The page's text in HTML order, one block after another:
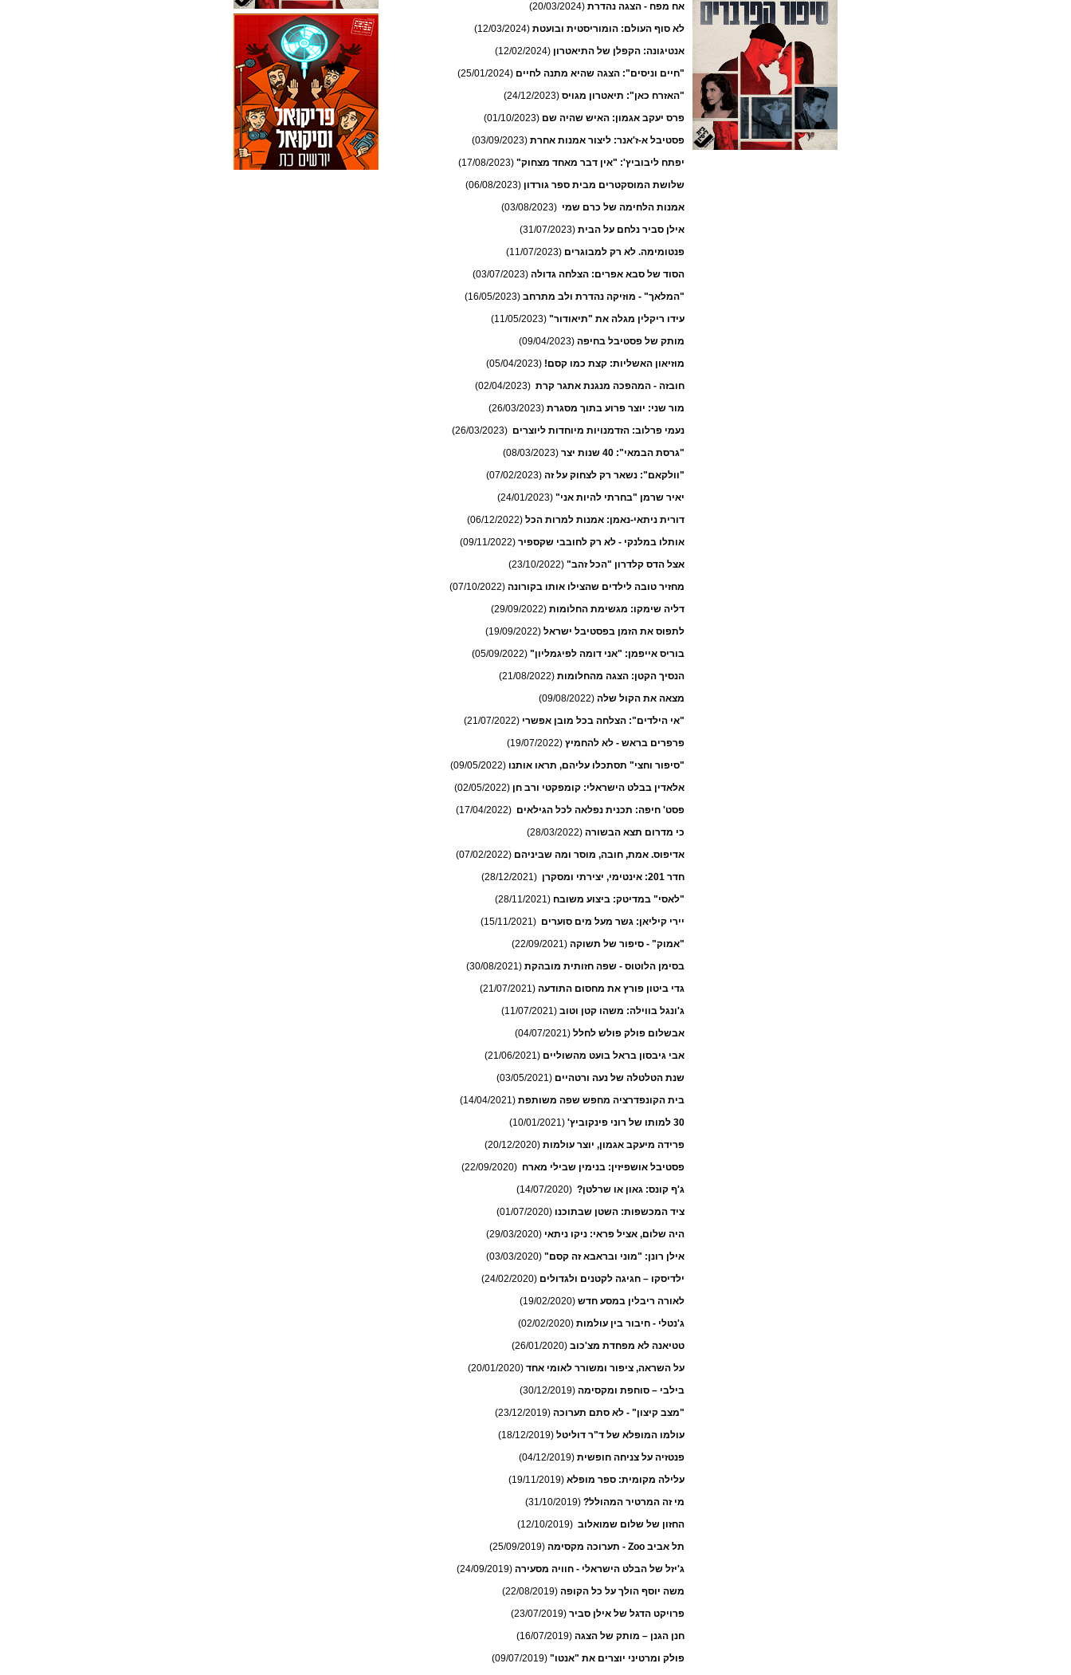
אח מפח - הצגה נהדרת (20/03/2024)
לא סוף העולם: הומוריסטית ובועטת (12/03/2024)
אנטיגונה: הקפלן של התיאטרון (12/02/2024)
"חיים וניסים": הצגה שהיא מתנה לחיים (25/01/2024)
"האזרח כאן": תיאטרון מגויס (24/12/2023)
פרס יעקב אגמון: האיש שהיה שם (01/10/2023)
פסטיבל א-ז'אנר: ליצור אמנות אחרת (03/09/2023)
יפתח ליבוביץ': "אין דבר מאחד מצחוק" (17/08/2023)
שלושת המוסקטרים מבית ספר גורדון (06/08/2023)
אמנות הלחימה של כרם שמי (03/08/2023)
אילן סביר נלחם על הבית (31/07/2023)
פנטומימה. לא רק למבוגרים (11/07/2023)
הסוד של סבא אפרים: הצלחה גדולה (03/07/2023)
"המלאך" - מוזיקה נהדרת ולב מתרחב (16/05/2023)
עידו ריקלין מגלה את "תיאודור" (11/05/2023)
מותק של פסטיבל בחיפה (09/04/2023)
מוזיאון האשליות: קצת כמו קסם! (05/04/2023)
חובזה - המהפכה מנגנת אתגר קרת (02/04/2023)
מור שני: יוצר פרוע בתוך מסגרת (26/03/2023)
נעמי פרלוב: הזדמנויות מיוחדות ליוצרים (26/03/2023)
"גרסת הבמאי": 40 שנות יצר
(08/03/2023)
"וולקאם": נשאר רק לצחוק על זה (07/02/2023)
יאיר שרמן "בחרתי להיות אני" (24/01/2023)
דורית ניתאי-נאמן: אמנות למרות הכל (06/12/2022)
אותלו במלנקי - לא רק לחובבי שקספיר (09/11/2022)
אצל הדס קלדרון "הכל זהב" (23/10/2022)
מחזיר טובה לילדים שהצילו אותו בקורונה (07/10/2022)
דליה שימקו: מגשימת החלומות (29/09/2022)
לתפוס את הזמן בפסטיבל ישראל (19/09/2022)
בוריס אייפמן: "אני דומה לפיגמליון" (05/09/2022)
הנסיך הקטן: הצגה מהחלומות (21/08/2022)
מצאה את הקול שלה (09/08/2022)
"אי הילדים": הצלחה בכל מובן אפשרי (21/07/2022)
פרפרים בראש - לא להחמיץ (19/07/2022)
"סיפור וחצי" תסתכלו עליהם, תראו אותנו (09/05/2022)
אלאדין בבלט הישראלי: קומפקטי ורב חן (02/05/2022)
פסט' חיפה: תכנית נפלאה לכל הגילאים (17/04/2022)
כי מדרום תצא הבשורה (28/03/2022)
אדיפוס. אמת, חובה, מוסר ומה שביניהם (07/02/2022)
חדר 201: אינטימי, יצירתי ומסקרן
(28/12/2021)
"לאסי" במדיטק: ביצוע משובח (28/11/2021)
יירי קיליאן: גשר מעל מים סוערים (15/11/2021)
"אמוק" - סיפור של תשוקה (22/09/2021)
בסימן הלוטוס - שפה חזותית מובהקת (30/08/2021)
גדי ביטון פורץ את מחסום התודעה (21/07/2021)
ג'ונגל בווילה: משהו קטן וטוב (11/07/2021)
אבשלום פולק פולש לחלל (04/07/2021)
אבי גיבסון בראל בועט מהשוליים (21/06/2021)
שנת הטלטלה של נעה ורטהיים (03/05/2021)
בית הקונפדרציה מחפש שפה משותפת (14/04/2021)
30 למותו של רוני פינקוביץ'
(10/01/2021)
פרידה מיעקב אגמון, יוצר עולמות (20/12/2020)
פסטיבל אושפיזין: בנימין שבילי מארח (22/09/2020)
ג'ף קונס: גאון או שרלטן? (14/07/2020)
ציד המכשפות: השטן שבתוכנו (01/07/2020)
היה שלום, אציל פראי: ניקו ניתאי (29/03/2020)
אילן רונן: "מוני ובראבא זה קסם" (03/03/2020)
ילדיסקו – חגיגה לקטנים ולגדולים (24/02/2020)
לאורה ריבלין במסע חדש (19/02/2020)
ג'נטלי - חיבור בין עולמות (02/02/2020)
טטיאנה לא מפחדת מצ'כוב (26/01/2020)
על השראה, ציפור ומשורר לאומי אחד (20/01/2020)
בילבי – סוחפת ומקסימה (30/12/2019)
"מצב קיצון" - לא סתם תערוכה (23/12/2019)
עולמו המופלא של ד"ר דוליטל (18/12/2019)
פנטזיה על צניחה חופשית (04/12/2019)
עלילה מקומית: ספר מופלא (19/11/2019)
מי זה המרטיר המהולל? (31/10/2019)
החזון של שלום שמואלוב (12/10/2019)
תל אביב Zoo - תערוכה מקסימה
(25/09/2019)
ג'יזל של הבלט הישראלי - חוויה מסעירה (24/09/2019)
משה יוסף הולך על כל הקופה (22/08/2019)
פרויקט הדגל של אילן סביר (23/07/2019)
חנן הגנן – מותק של הצגה (16/07/2019)
פולק ומרטיני יוצרים את "אנטו" (09/07/2019)